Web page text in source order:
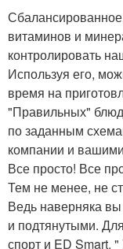
витаминов и
контролировать
Используя его,
время на
"Правильных"
по заданным
компании и
Все просто! Все
Тем не менее, не
Ведь наверняка
и подтянутыми.
спорт и ED Smart.